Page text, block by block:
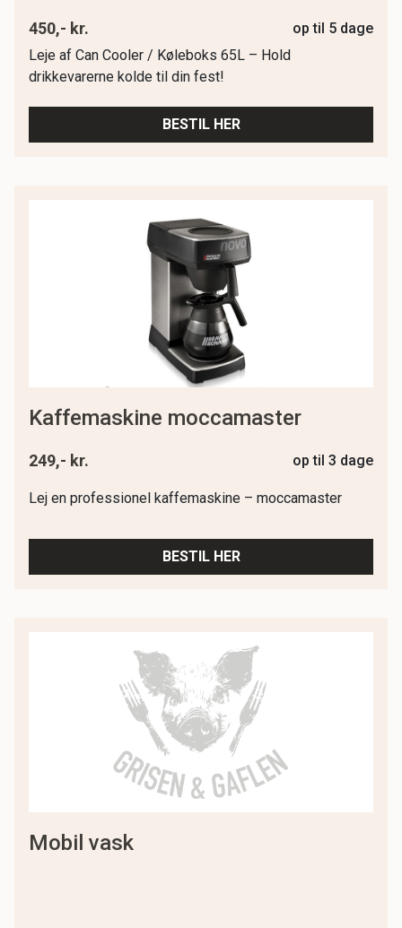
450,- kr.
op til 5 dage
Leje af Can Cooler / Køleboks 65L – Hold
drikkevarerne kolde til din fest!
BESTIL HER
kaffemaskine moccamaster
249,- kr. op til 3 dage
Lej en professionel kaffemaskine – moccamaster
BESTIL HER
mobil vask